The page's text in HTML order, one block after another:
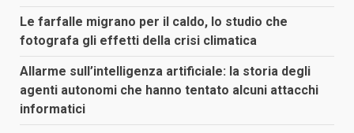
Le farfalle migrano per il caldo, lo studio che
fotografa gli effetti della crisi climatica
Allarme sull’intelligenza artificiale: la storia degli
agenti autonomi che hanno tentato alcuni attacchi
informatici